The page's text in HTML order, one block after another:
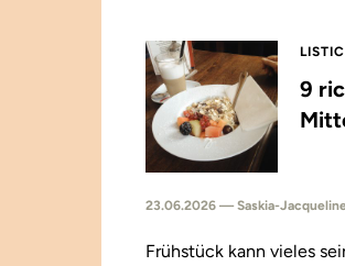
9
23.06.2026 — Saskia-
Frühstück kann vieles